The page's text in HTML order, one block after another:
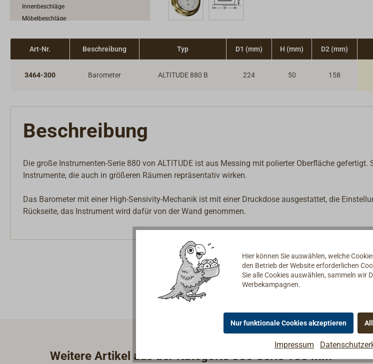
Innenbeschläge
Möbelbeschläge
Haken
Art-Nr. Beschreibung Typ D1 (mm) H (mm) D2 (mm)
3464-300 Barometer ALTITUDE 880 B 224 50 158
Beschreibung
Die große Instrumenten-Serie 880 von ALTITUDE ist aus Messing mit polierter Oberfläche gefertigt.
Instrumente, die auch in größeren Räumen repräsentativ wirken.
Das Barometer mit einer High-Sensivity-Mechanik ist mit einer Druckdose ausgestattet, die
Rückseite, das Instrument wird dafür von der Wand genommen.
Weitere Artikel aus der Kategorie 880 Serie 158 mm
Hier können Sie auswählen, welche
den Betrieb der Website erforderlichen
Sie alle Cookies auswählen, sammeln wir
Werbekampagnen.
Nur funktionale Cookies akzeptieren
Impressum